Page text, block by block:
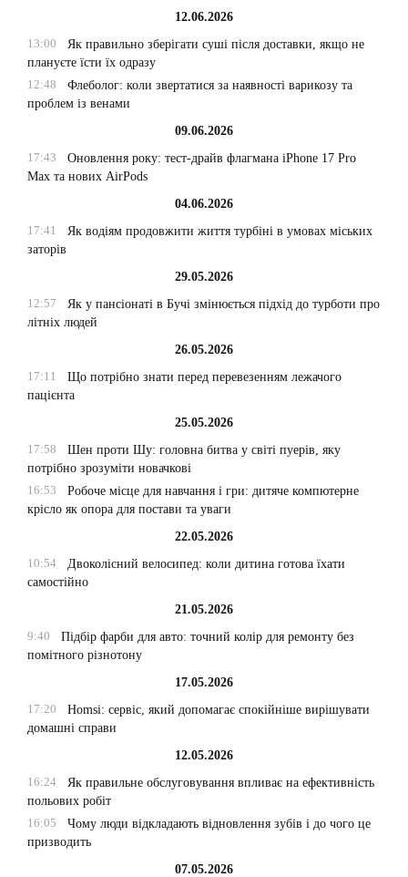
12.06.2026
13:00
Як правильно зберігати суші після доставки, якщо не
плануєте їсти їх одразу
12:48
Флеболог: коли звертатися за наявності варикозу та
проблем із венами
09.06.2026
17:43
Оновлення року: тест-драйв флагмана iPhone 17 Pro
Max та нових AirPods
04.06.2026
17:41
Як водіям продовжити життя турбіні в умовах міських
заторів
29.05.2026
12:57
Як у пансіонаті в Бучі змінюється підхід до турботи про
літніх людей
26.05.2026
17:11
Що потрібно знати перед перевезенням лежачого
пацієнта
25.05.2026
17:58
Шен проти Шу: головна битва у світі пуерів, яку
потрібно зрозуміти новачкові
16:53
Робоче місце для навчання і гри: дитяче компютерне
крісло як опора для постави та уваги
22.05.2026
10:54
Двоколісний велосипед: коли дитина готова їхати
самостійно
21.05.2026
9:40
Підбір фарби для авто: точний колір для ремонту без
помітного різнотону
17.05.2026
17:20
Homsi: сервіс, який допомагає спокійніше вирішувати
домашні справи
12.05.2026
16:24
Як правильне обслуговування впливає на ефективність
польових робіт
16:05
Чому люди відкладають відновлення зубів і до чого це
призводить
07.05.2026